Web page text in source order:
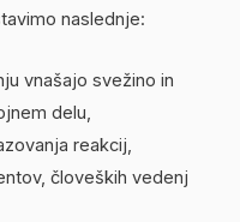
naslednje:
vnašajo svežino in
delu,
reakcij,
človeških vedenj